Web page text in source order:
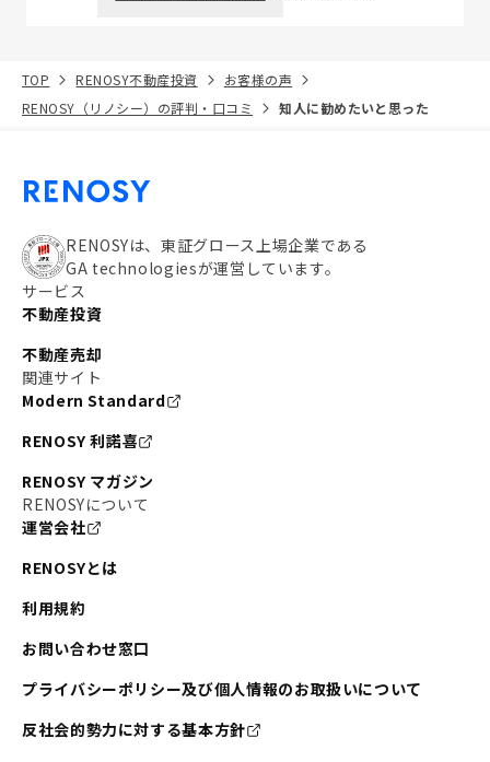
TOP RENOSY不動産投資
お客様の声
RENOSY（リノシー）の評判・口コミ
知人に勧めたいと思った
RENOSYは、東証グロース上場企業である
GA technologiesが運営しています。
サービス
不動産投資
不動産売却
関連サイト
Modern Standard
RENOSY 利諾喜
RENOSY マガジン
RENOSYについて
運営会社
RENOSYとは
利用規約
お問い合わせ窓口
プライバシーポリシー及び個人情報のお取扱いについて
反社会的勢力に対する基本方針